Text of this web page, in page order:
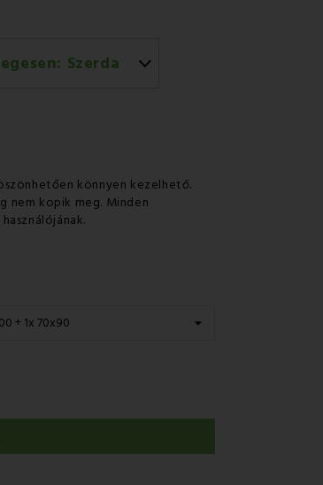
Szerda
könnyen kezelhető.
nem kopik meg. Minden